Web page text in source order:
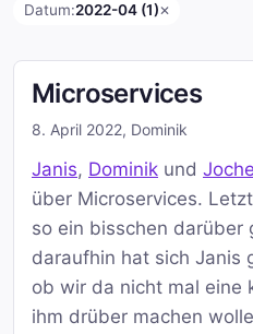
Datum:2022-04 (1)✕
Microservices
8. April 2022, Dominik
Janis, Dominik und
über Microservices.
so ein bisschen darüber
daraufhin hat sich Janis
ob wir da nicht mal eine
ihm drüber machen